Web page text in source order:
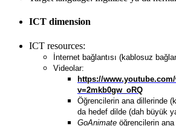
ICT dimension
ICT resources:
İnternet bağlantısı (kablosuz
Videolar:
https://
v=2mkb0gw_oRQ
Öğrencilerin ana dillerinde
da hedef dilde (dah büyük
GoAnimate öğrencilerin